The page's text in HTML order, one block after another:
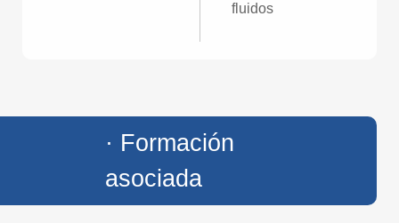
fluidos
· Formación
asociada